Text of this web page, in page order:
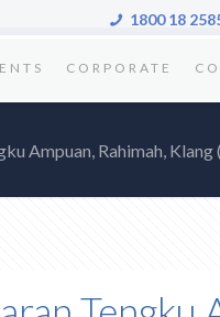
1800 18
CORPORATE
Ampuan, Rahimah,